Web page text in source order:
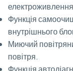
Функція
внутрішнього
Миючий
повітря.
Функція